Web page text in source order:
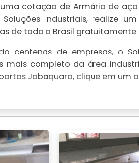
uma cotação de Armário de
Industriais, realize
de todo o Brasil gratuitamente
centenas de empresas, o
mais completo da área
Jabaquara, clique em um